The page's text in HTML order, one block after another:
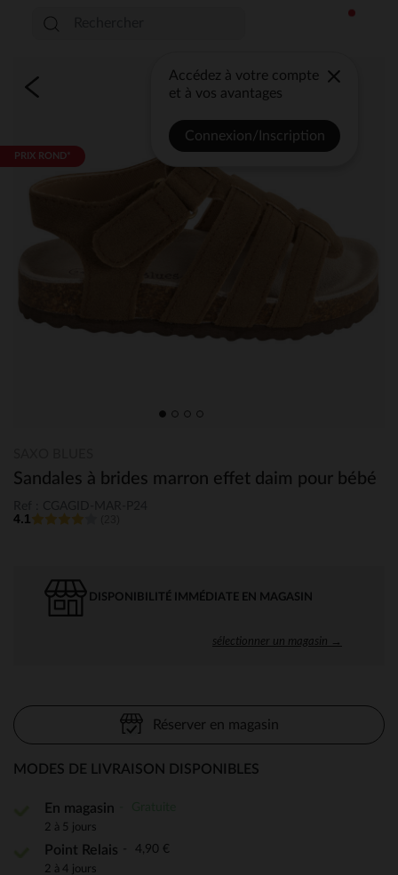
Accédez à votre compte
et à vos avantages
Connexion/Inscription
PRIX ROND*
Sandales à brides marron effet daim pour bébé
4.1
DISPONIBILITÉ IMMÉDIATE EN MAGASIN
sélectionner un magasin →
Réserver en magasin
MODES DE LIVRAISON DISPONIBLES
En magasin
2 à 5 jours
Point Relais 4,90 €
2 à 4 jours